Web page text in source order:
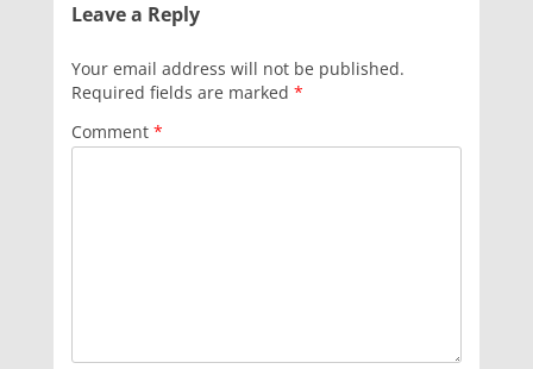
Leave a Reply
Your email address will not be published.
Required fields are marked *
Comment *